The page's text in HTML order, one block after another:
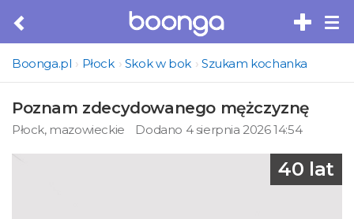
Boonga.pl
Płock Skok w bok Szukam kochanka
Poznam zdecydowanego mężczyznę
Płock, mazowieckie Dodano 4 sierpnia 2026 14:54
40 lat